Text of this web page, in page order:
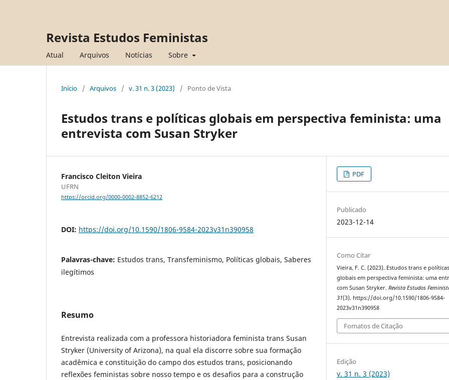
Revista Estudos Feministas
Atual Arquivos Notícias Sobre
Início / Arquivos / v. 31 n. 3 (2023) / Ponto de Vista
Estudos trans e políticas globais em perspectiva feminista: uma
entrevista com Susan Stryker
Francisco Cleiton Vieira
UFRN
https://orcid.org/0000-0002-8852-6212
DOI: https://doi.org/10.1590/1806-9584-2023v31n390958
Palavras-chave: Estudos trans, Transfeminismo, Políticas globais, Saberes
ilegítimos
Resumo
Entrevista realizada com a professora historiadora feminista trans Susan
Stryker (University of Arizona), na qual ela discorre sobre sua formação
acadêmica e constituição do campo dos estudos trans, posicionando
reflexões feministas sobre nosso tempo e os desafios para a construção
PDF
Publicado
2023-12-14
Como Citar
Vieira, F. C. (2023). Estudos trans e políticas
globais em perspectiva feminista: uma
com Susan Stryker.Revista Estudos
31(3). https://doi.org/10.1590/1806-9584-
2023v31n390958
Fomatos de Citação
Edição
v. 31 n. 3 (2023)